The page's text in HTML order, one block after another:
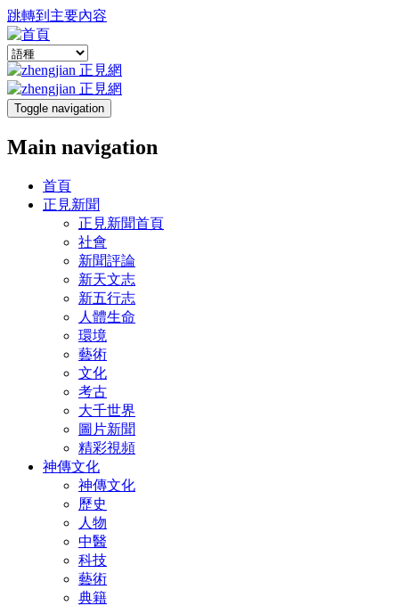
跳轉到主要內容
Toggle navigation
Main navigation
首頁
正見新聞
正見新聞首頁
社會
新聞評論
新天文志
新五行志
人體生命
環境
藝術
文化
考古
大千世界
圖片新聞
精彩視頻
神傳文化
神傳文化
歷史
人物
中醫
科技
藝術
典籍